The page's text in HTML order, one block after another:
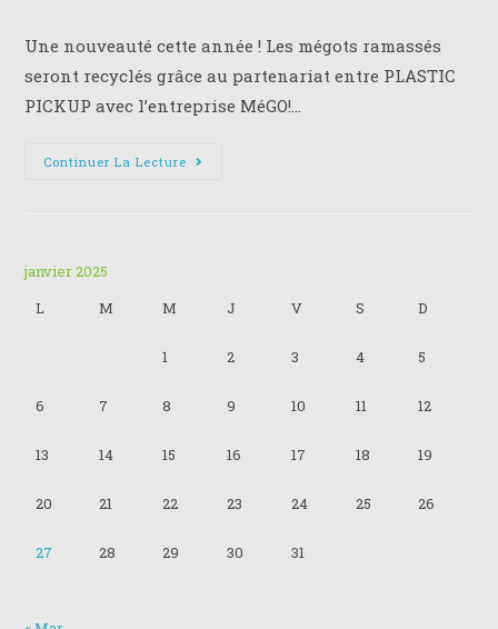
la
publication :
Une nouveauté cette année ! Les mégots ramassés
seront recyclés grâce au partenariat entre PLASTIC
PICKUP avec l’entreprise MéGO!…
Continuer La Lecture Nouveauté
janvier 2025
L
M M J V S D
1 2 3 4 5
6 7 8 9 10 11 12
13 14 15 16 17 18 19
20 21 22 23 24 25 26
27 28 29 30 31